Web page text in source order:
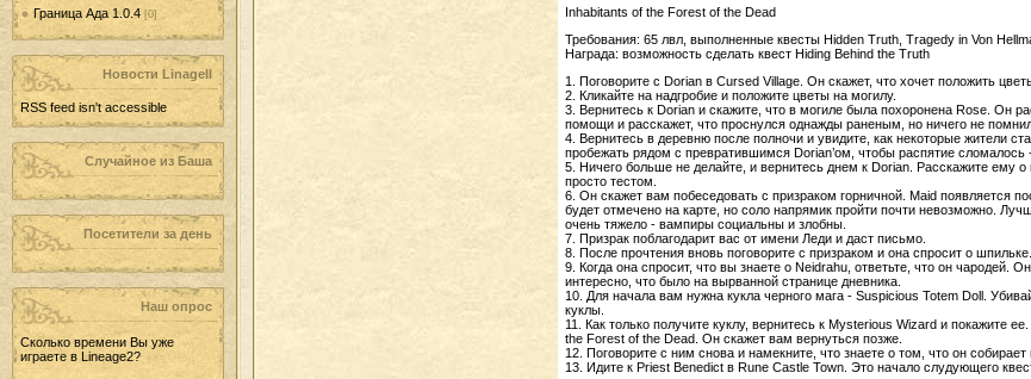
Граница Ада 1.0.4 [0]
Новости LinageII
RSS feed isn't accessible
Случайное из Баша
Посетители за день
Наш опрос
Сколько времени Вы уже
играете в Lineage2?
Inhabitants of the Forest of the Dead
Требования: 65 лвл, выполненные квесты Hidden Truth, Tragedy in Von
Награда: возможность сделать квест Hiding Behind the Truth
1. Поговорите с Dorian в Cursed Village. Он скажет, что хочет положить
2. Кликайте на надгробие и положите цветы на могилу.
3. Вернитесь к Dorian и скажите, что в могиле была похоронена Rose. Он
помощи и расскажет, что проснулся однажды раненым, но ничего не
4. Вернитесь в деревню после полночи и увидите, как некоторые жители
пробежать рядом с превратившимся Dorian’ом, чтобы распятие
5. Ничего больше не делайте, и вернитесь днем к Dorian. Расскажите ему
просто тестом.
6. Он скажет вам побеседовать с призраком горничной. Maid появляется
будет отмечено на карте, но соло напрямик пройти почти невозможно.
очень тяжело - вампиры социальны и злобны.
7. Призрак поблагодарит вас от имени Леди и даст письмо.
8. После прочтения вновь поговорите с призраком и она спросит о
9. Когда она спросит, что вы знаете о Neidrahu, ответьте, что он чародей.
интересно, что было на вырванной странице дневника.
10. Для начала вам нужна кукла черного мага - Suspicious Totem Doll.
куклы.
11. Как только получите куклу, вернитесь к Mysterious Wizard и покажите
the Forest of the Dead. Он скажет вам вернуться позже.
12. Поговорите с ним снова и намекните, что знаете о том, что он
13. Идите к Priest Benedict в Rune Castle Town. Это начало слудующего